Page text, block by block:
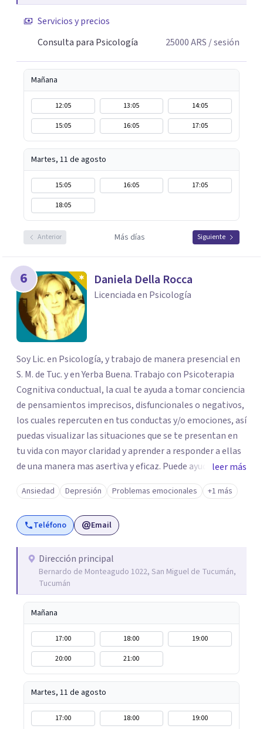
Servicios y precios
Consulta para Psicología
25000ARS / sesión
Mañana
12:05 13:05
14:05
15:05
16:05 17:05
Martes, 11 de agosto
15:05 16:05
17:05
18:05
Anterior Más días Siguiente
6 Daniela Della Rocca
Licenciada en Psicología
Soy Lic. en Psicología, y trabajo de manera presencial en
S. M. de Tuc. y en Yerba Buena. Trabajo con Psicoterapia
Cognitiva conductual, la cual te ayuda a tomar conciencia
de pensamientos imprecisos, disfuncionales o negativos,
los cuales repercuten en tus conductas y/o emociones, así
puedas visualizar las situaciones que se te presentan en
tu vida con mayor claridad y aprender a responder a ellas
de una manera mas asertiva y eficaz. Puede ayudarte a lo
siguiente: · Aprender técnicas para lidiar con
situaciones estresantes de la vida · Identificar formas
de controlar las emociones · Solucionar conflictos en
las relaciones y aprender mejores formas para
Superar traumas emocionales relacionados con el
maltrato o la violencia · Afrontar una enfermedad
médica · Controlar los síntomas físicos crónicos ·
Controlar los síntomas de enfermedad mental (trast. de
ansiedad; depresión; fobias; etc) · Prevenir recaídas de
síntomas de enfermedad mental · Tratar una
enfermedad mental cuando los medicamentos no son
una buena opción
leer más
Ansiedad Depresión Problemas emocionales +1 más
Teléfono Email
Dirección principal
Bernardo de Monteagudo 1022, San Miguel de Tucumán,
Tucumán
Mañana
17:00 18:00
19:00
20:00
21:00
Martes, 11 de agosto
17:00 18:00
19:00